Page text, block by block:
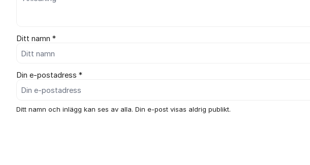
Ditt namn *
Din e-postadress *
Ditt namn och inlägg kan ses av alla. Din e-post visas aldrig publikt.